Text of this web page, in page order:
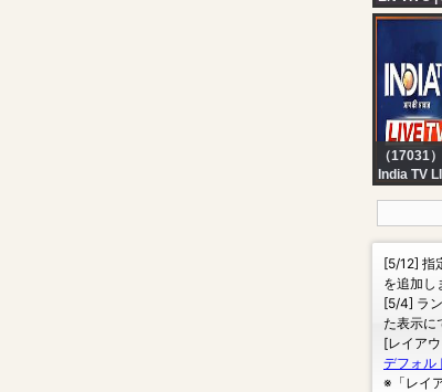
GUSTO -
（17031
India TV
Ranchi
|
[5/12] 指
を追加し
[5/4] ラ
た表示に
[レイア
デフォル
※「レイ